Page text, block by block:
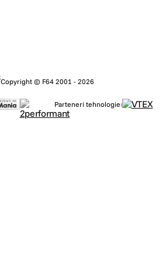
Copyright © F64 2001 - 2026
Parteneri tehnologie: